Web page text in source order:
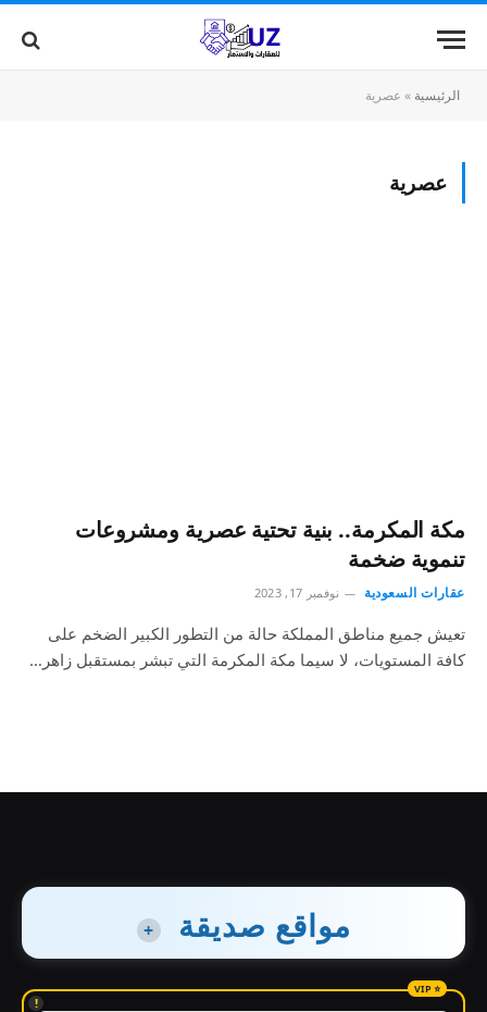
الرئيسية » عصرية
عصرية
مكة المكرمة.. بنية تحتية عصرية ومشروعات
تنموية ضخمة
عقارات السعودية نوفمبر 17, 2023
تعيش جميع مناطق المملكة حالة من التطور الكبير الضخم على
كافة المستويات، لا سيما مكة المكرمة التي تبشر بمستقبل زاهر…
مواقع صديقة +
!